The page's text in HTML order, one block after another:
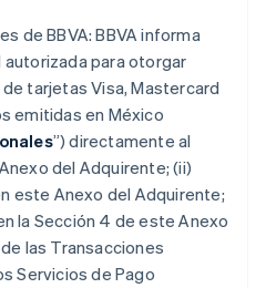
de BBVA: BBVA informa
autorizada para otorgar
tarjetas Visa, Mastercard
emitidas en México
”) directamente al
del Adquirente; (ii)
este Anexo del Adquirente;
la Sección 4 de este Anexo
las Transacciones
Servicios de Pago